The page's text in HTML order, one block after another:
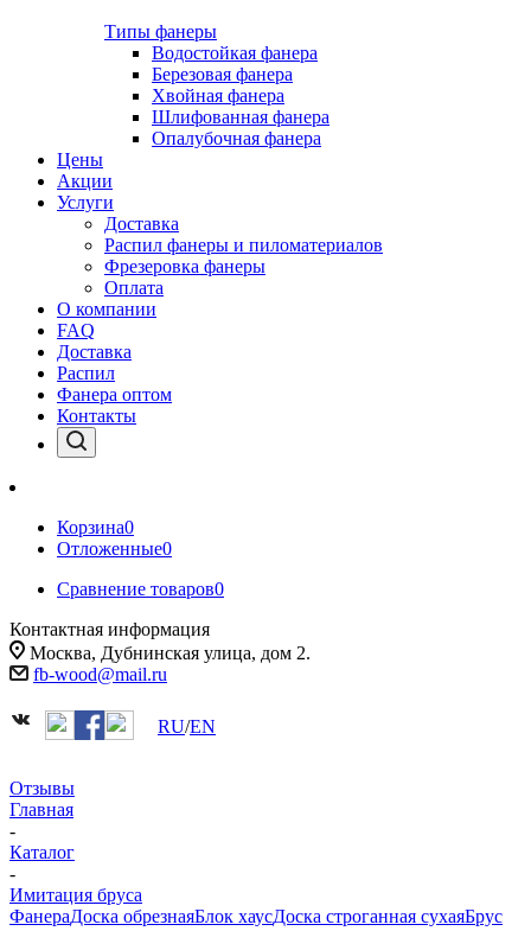
Типы фанеры
Водостойкая фанера
Березовая фанера
Хвойная фанера
Шлифованная фанера
Опалубочная фанера
Цены
Акции
Услуги
Доставка
Распил фанеры и пиломатериалов
Фрезеровка фанеры
Оплата
О компании
FAQ
Доставка
Распил
Фанера оптом
Контакты
Корзина0
Отложенные0
Сравнение товаров0
Контактная информация
Москва, Дубнинская улица, дом 2.
fb-wood@mail.ru
RU/EN
Отзывы
Главная
-
Каталог
-
Имитация бруса
ФанераДоска обрезнаяБлок хаусДоска строганная сухаяБрус